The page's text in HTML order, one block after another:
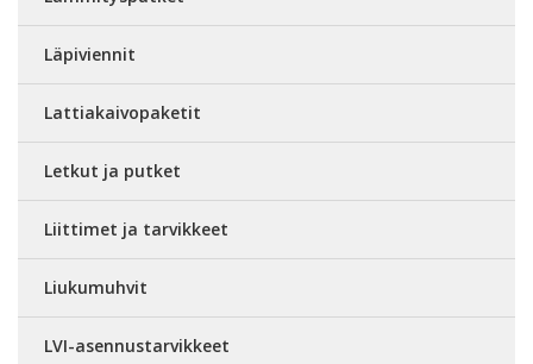
Läpiviennit
Lattiakaivopaketit
Letkut ja putket
Liittimet ja tarvikkeet
Liukumuhvit
LVI-asennustarvikkeet